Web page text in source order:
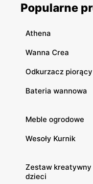
Popularne
Athena
Wanna Crea
Odkurzacz
Bateria wannowa
Meble ogrodowe
Wesoły Kurnik
Zestaw kreatywny
dzieci